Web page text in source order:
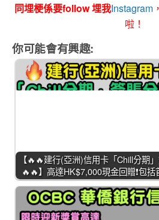
同埋梗係要follow 埋我Instagram
啦！
你可能會有興趣:
【🔥🔥建行(亞洲)信用卡「Chill分期
🔥🔥】高達HK$7,000現金回贈❗包